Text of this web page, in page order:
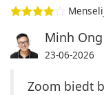
Minh Ong
23-06-2026
Zoom biedt